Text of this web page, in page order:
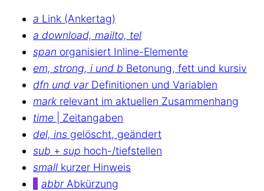
a Link (Ankertag)
a download, mailto, tel
span organisiert Inline-Elemente
em, strong, i und b Betonung, fett und kursiv
dfn und varDefinitionen und Variablen
mark relevant im aktuellen Zusammenhang
time | Zeitangaben
del, ins gelöscht, geändert
sub + sup hoch-/tiefstellen
small kurzer Hinweis
abbrAbkürzung